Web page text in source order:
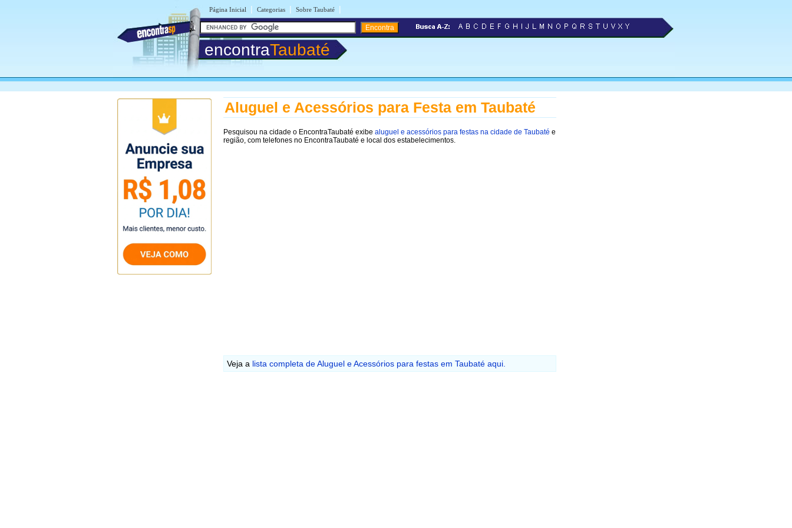
Página Inicial | Categorias | Sobre Taubaté |
encontraTaubaté
Aluguel e Acessórios para Festa em Taubaté
Pesquisou na cidade o EncontraTaubaté exibe aluguel e acessórios para festas na cidade de Taubaté e
região, com telefones no EncontraTaubaté e local dos estabelecimentos.
Veja a lista completa de Aluguel e Acessórios para festas em Taubaté aqui.